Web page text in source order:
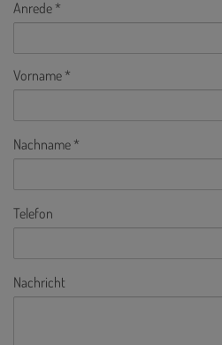
Anrede
Vorname
Nachname
Telefon
Nachricht